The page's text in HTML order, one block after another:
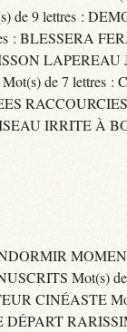
de 9 lettres :
: BLESSERA
LAPEREAU
de 7 lettres :
IRRITE À
Mot(s) de
CINÉASTE